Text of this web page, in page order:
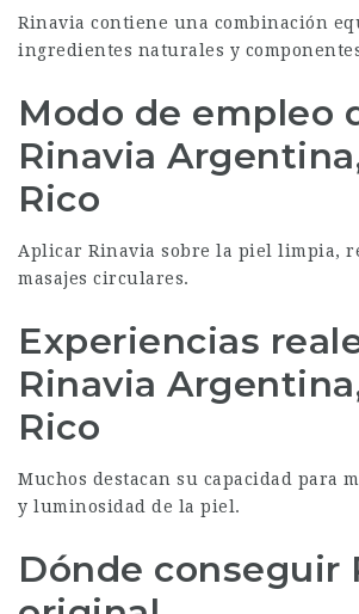
Rinavia contiene una combinación
ingredientes naturales y
Modo de empleo
Rinavia
Rico
Aplicar Rinavia sobre la piel limpia,
masajes circulares.
Experiencias
Rinavia
Rico
Muchos destacan su capacidad para
y luminosidad de la piel.
Dónde conseguir